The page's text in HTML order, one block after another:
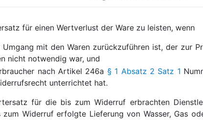
für einen Wertverlust der Ware zu leisten, wenn
mit den Waren zurückzuführen ist, der zur
nicht notwendig war, und
nach Artikel 246a § 1 Absatz 2 Satz 1
unterrichtet hat.
für die bis zum Widerruf erbrachten
Widerruf erfolgte Lieferung von Wasser, Gas